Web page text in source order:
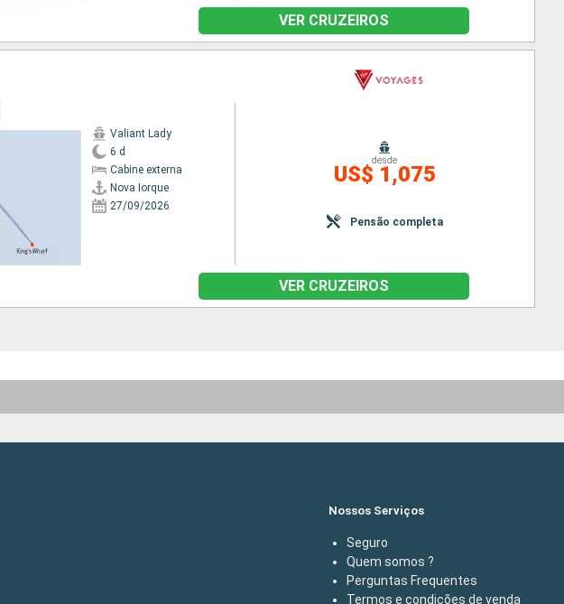
VER CRUZEIROS
Valiant Lady
6 d
Cabine externa
Nova Iorque
27/09/2026
desde
US$ 1,075
Pensão completa
VER CRUZEIROS
Nossos Serviços
Seguro
Quem somos ?
Perguntas Frequentes
Termos e condições de venda